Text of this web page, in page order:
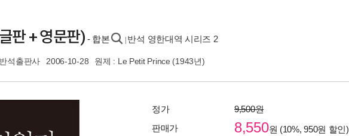
판 + 영문판) - 합본 반석 영한대역 시리즈 2
석출판사 2006-10-28 원제 : Le Petit Prince (1943년)
정가
9,500원
판매가
8,550원 (10%, 950원 할인)